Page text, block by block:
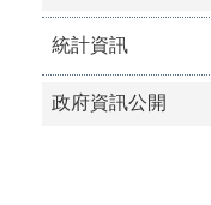
統計資訊
政府資訊公開